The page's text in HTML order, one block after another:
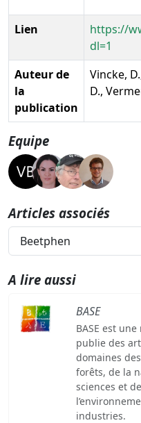
Lien
https://
dl=1
Auteur de
la
publication
Vincke,
D.,
Equipe
Articles associés
Beetphen
A lire aussi
BASE
BASE est
publie des
domaines
forêts, de la
sciences et
industries.